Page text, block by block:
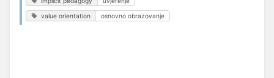
value orientation osnovno obrazovanje